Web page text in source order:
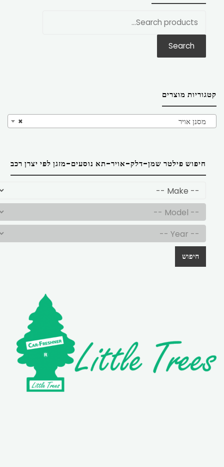
Search
קטגוריות מוצרים
× מסנן אויר
חיפוש פילטר שמן-דלק-אויר-תא נוסעים-מזגן לפי יצרן רכב
חיפוש